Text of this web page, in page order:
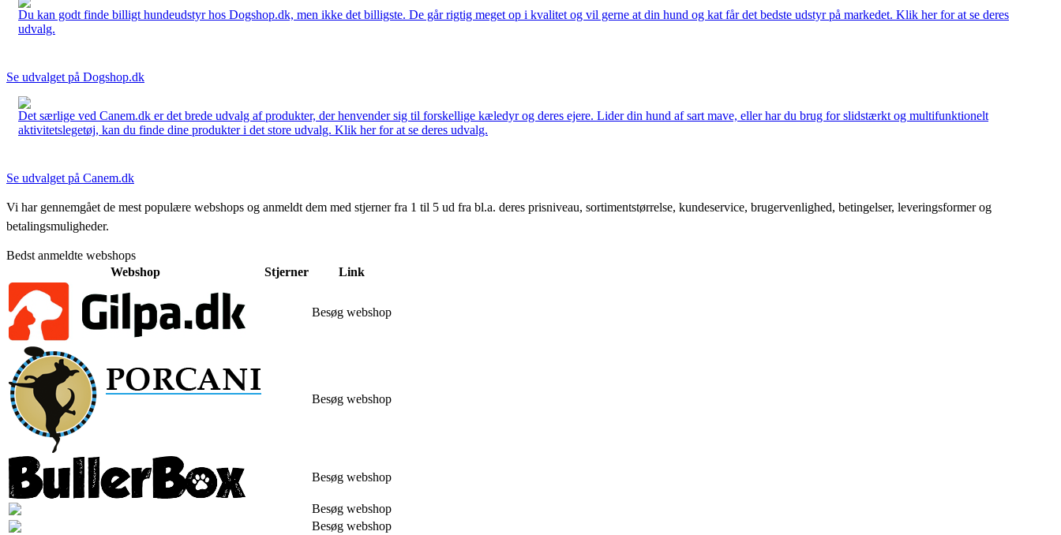
Du kan godt finde billigt hundeudstyr hos Dogshop.dk, men ikke det billigste. De går rigtig meget op i kvalitet og vil gerne at din hund og kat får det bedste udstyr på markedet. Klik her for at se deres
udvalg.
Se udvalget på Dogshop.dk
Det særlige ved Canem.dk er det brede udvalg af produkter, der henvender sig til forskellige kæledyr og deres ejere. Lider din hund af sart mave, eller har du brug for slidstærkt og multifunktionelt
aktivitetslegetøj, kan du finde dine produkter i det store udvalg. Klik her for at se deres udvalg.
Se udvalget på Canem.dk
Vi har gennemgået de mest populære webshops og anmeldt dem med stjerner fra 1 til 5 ud fra bl.a. deres prisniveau, sortimentstørrelse, kundeservice, brugervenlighed, betingelser, leveringsformer og
betalingsmuligheder.
Bedst anmeldte webshops
Webshop
Stjerner Link
Besøg webshop
Besøg webshop
Besøg webshop
Besøg webshop
Besøg webshop